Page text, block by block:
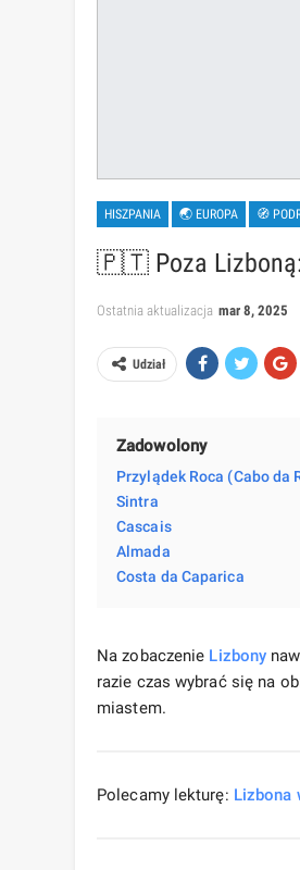
HISZPANIA 🌏 EUROPA 🧭
🇵🇹 Poza Lizboną:
Ostatnia aktualizacja mar 8, 2025
Udział
Zadowolony
Przylądek Roca (Cabo da
Sintra
Cascais
Almada
Costa da Caparica
Na zobaczenie Lizbony
razie czas wybrać się na
miastem.
Polecamy lekturę: Lizbona